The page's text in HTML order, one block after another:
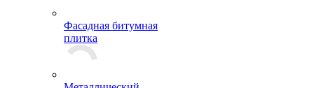
сайдинг
Фасадная битумная